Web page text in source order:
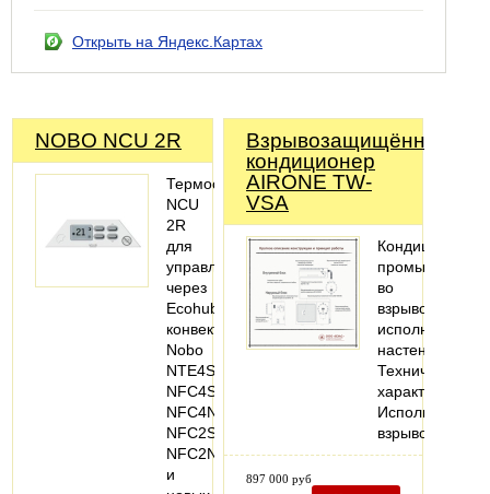
Открыть на Яндекс.Картах
NOBO NCU 2R
Термостат
NCU
2R
для
управления
через
Ecohub
конвекторами
Nobo
NTE4S
NFC4S,
NFC4N,
NFC2S,
NFC2N
и
Взрывозащищённый
кондиционер
AIRONE TW-
VSA
Кондиционер
во
исполнении,
настенный.
Технические
характеристики
Исполнение:
897 000 руб